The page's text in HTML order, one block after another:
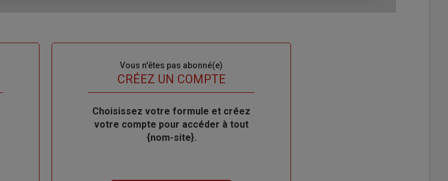
Vous n'êtes pas abonné(e)
TITRECRÉEZ UN COMPTE
Body
Choisissez votre formule et créez
votre compte pour accéder à tout
{nom-site}.